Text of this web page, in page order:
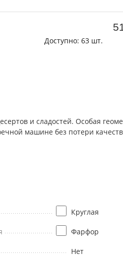
Доступно: 63 шт.
и сладостей. Особая
машине без потери
Круглая
Фарфор
Нет